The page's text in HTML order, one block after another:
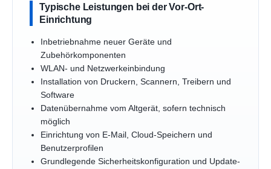
Typische Leistungen bei der Vor-Ort-
Einrichtung
Inbetriebnahme neuer Geräte und
Zubehörkomponenten
WLAN- und Netzwerkeinbindung
Installation von Druckern, Scannern, Treibern und
Software
Datenübernahme vom Altgerät, sofern technisch
möglich
Einrichtung von E-Mail, Cloud-Speichern und
Benutzerprofilen
Grundlegende Sicherheitskonfiguration und Update-